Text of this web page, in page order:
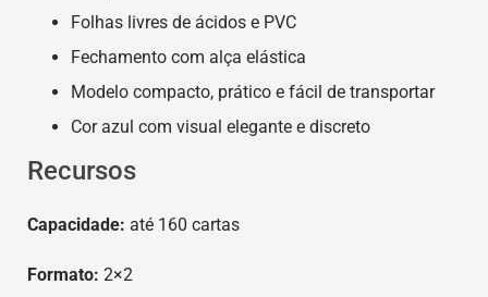
Folhas livres de ácidos e PVC
Fechamento com alça elástica
Modelo compacto, prático e fácil de transportar
Cor azul com visual elegante e discreto
Recursos
Capacidade: até 160 cartas
Formato: 2×2